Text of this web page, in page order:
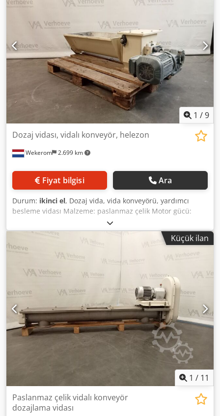
1 /9
Wekerom 2.699 km
Dozaj vidası, vidalı konveyör, helezon
Fiyat bilgisi Ara
Durum: ikinci el, Dozaj vida, vida konveyörü, yardımcı
besleme vidası Malzeme: paslanmaz çelik Motor gücü:
1,5kW 85dev/dak Giriş ölçüleri: 770x410mm Vida çapı:
220mm VMA Wekerom Dwjdpfxswyf Ime Acdea Diğer
Küçük ilan
1 / 11
Paslanmaz çelik vidalı konveyör
dozajlama vidası